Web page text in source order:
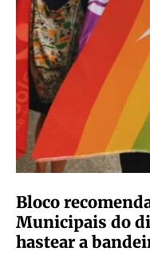
Bloco
Municipais do
hastear a